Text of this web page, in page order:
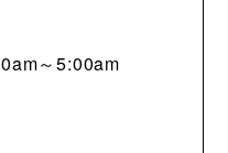
～5:00am